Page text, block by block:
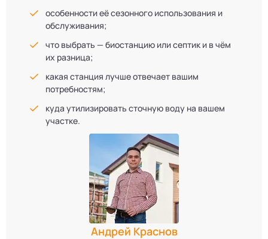
особенности её сезонного использования и
обслуживания;
что выбрать — биостанцию или септик и в чём
их разница;
какая станция лучше отвечает вашим
потребностям;
куда утилизировать сточную воду на вашем
участке.
Андрей Краснов